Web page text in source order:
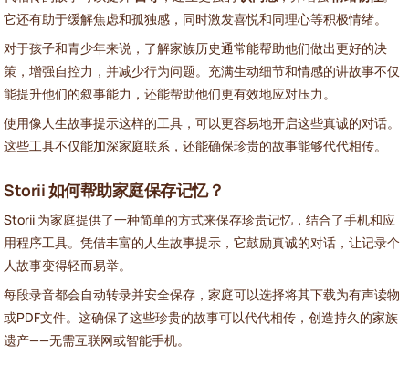
它还有助于缓解焦虑和孤独感，同时激发喜悦和同理心等积极情绪。
对于孩子和青少年来说，了解家族历史通常能帮助他们做出更好的决
策，增强自控力，并减少行为问题。充满生动细节和情感的讲故事不仅
能提升他们的叙事能力，还能帮助他们更有效地应对压力。
使用像人生故事提示这样的工具，可以更容易地开启这些真诚的对话。
这些工具不仅能加深家庭联系，还能确保珍贵的故事能够代代相传。
Storii 如何帮助家庭保存记忆？
Storii 为家庭提供了一种简单的方式来保存珍贵记忆，结合了手机和应
用程序工具。凭借丰富的人生故事提示，它鼓励真诚的对话，让记录个
人故事变得轻而易举。
每段录音都会自动转录并安全保存，家庭可以选择将其下载为有声读物
或PDF文件。这确保了这些珍贵的故事可以代代相传，创造持久的家族
遗产——无需互联网或智能手机。